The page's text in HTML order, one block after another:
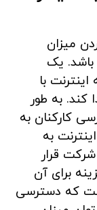
میزان
باشد. یک
با
کند. به طور
کارکنان به
به
قرار
برای آن
که دسترسی